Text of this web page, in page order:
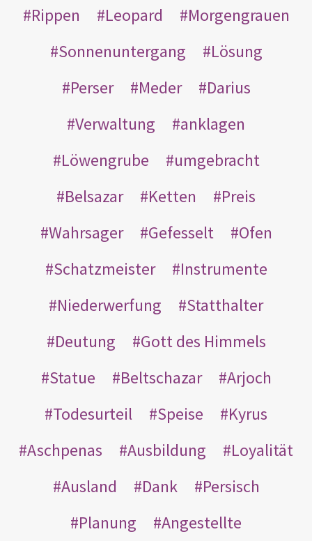
Rippen
Leopard
Morgengrauen
Sonnenuntergang
Lösung
Perser
Meder
Darius
Verwaltung
anklagen
Löwengrube
umgebracht
Belsazar
Ketten
Preis
Wahrsager
Gefesselt
Ofen
Schatzmeister
Instrumente
Niederwerfung
Statthalter
Deutung
Gott des Himmels
Statue
Beltschazar
Arjoch
Todesurteil
Speise
Kyrus
Aschpenas
Ausbildung
Loyalität
Ausland
Dank
Persisch
Planung
Angestellte